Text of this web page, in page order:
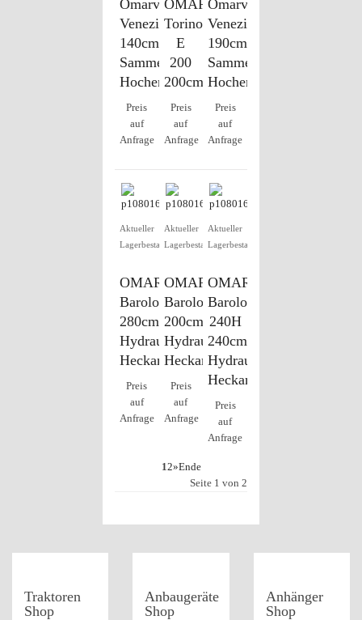
Omarv
Venezia
140cm,
Sammelwagen,
Hochentleerung
Preis
auf
Anfrage
OMARV
Torino
E
200
200cm
Preis
auf
Anfrage
Omarv
Venezia
190cm,
Sammelwagen,
Hochentleerung
Preis
auf
Anfrage
Aktueller
Lagerbestand
OMARV
Barolo
280cm
Hydraulik
Heckanbau
Preis
auf
Anfrage
Aktueller
Lagerbestand
OMARV
Barolo
200cm
Hydraulik
Heckanbau
Preis
auf
Anfrage
Aktueller
Lagerbestand
OMARV
Barolo
240H
240cm
Hydraulik
Heckanbau
Preis
auf
Anfrage
12»Ende
Seite 1 von 2
Traktoren
Shop
Anbaugeräte
Shop
Anhänger
Shop